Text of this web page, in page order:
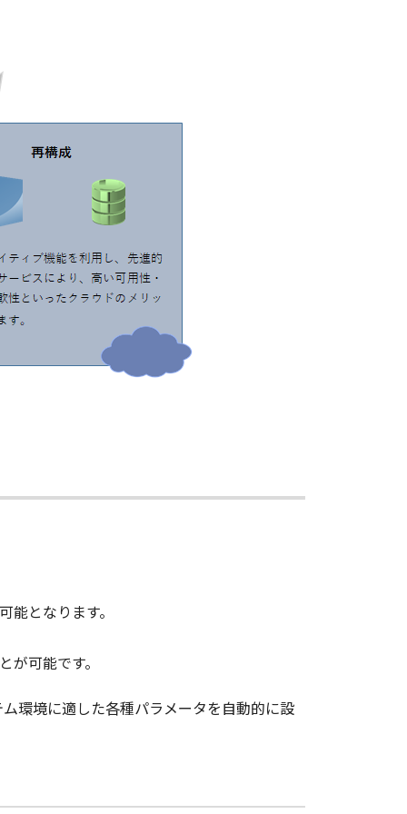
となります。
可能です。
環境に適した各種パラメータを自動的に設